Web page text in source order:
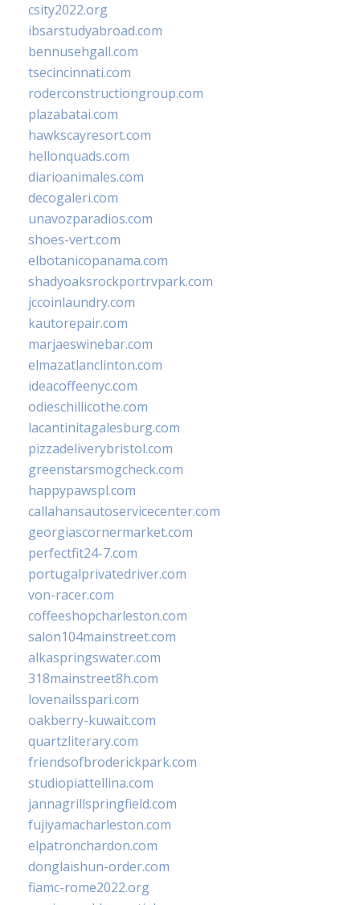
csity2022.org
ibsarstudyabroad.com
bennusehgall.com
tsecincinnati.com
roderconstructiongroup.com
plazabatai.com
hawkscayresort.com
hellonquads.com
diarioanimales.com
decogaleri.com
unavozparadios.com
shoes-vert.com
elbotanicopanama.com
shadyoaksrockportrvpark.com
jccoinlaundry.com
kautorepair.com
marjaeswinebar.com
elmazatlanclinton.com
ideacoffeenyc.com
odieschillicothe.com
lacantinitagalesburg.com
pizzadeliverybristol.com
greenstarsmogcheck.com
happypawspl.com
callahansautoservicecenter.com
georgiascornermarket.com
perfectfit24-7.com
portugalprivatedriver.com
von-racer.com
coffeeshopcharleston.com
salon104mainstreet.com
alkaspringswater.com
318mainstreet8h.com
lovenailsspari.com
oakberry-kuwait.com
quartzliterary.com
friendsofbroderickpark.com
studiopiattellina.com
jannagrillspringfield.com
fujiyamacharleston.com
elpatronchardon.com
donglaishun-order.com
fiamc-rome2022.org